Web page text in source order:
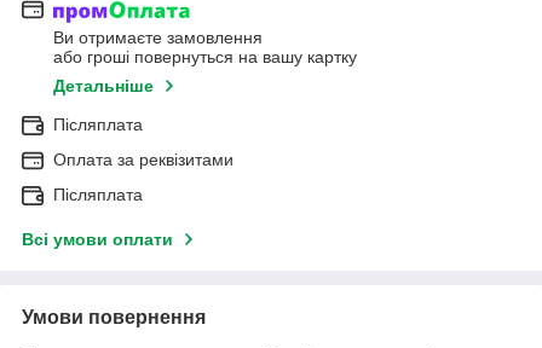
Ви отримаєте замовлення
або гроші повернуться на вашу картку
Детальніше
Післяплата
Оплата за реквізитами
Післяплата
Всі умови оплати
Умови повернення